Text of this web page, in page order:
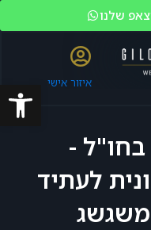
פתח
שלנו
איזור אישי
-
לעתיד